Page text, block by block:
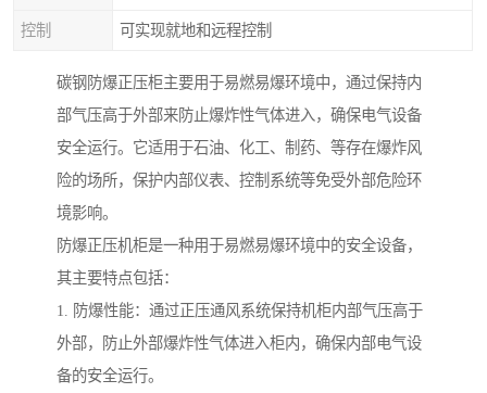
控制 可实现就地和远程控制
碳钢防爆正压柜主要用于易燃易爆环境中，通过保持内
部气压高于外部来防止爆炸性气体进入，确保电气设备
安全运行。它适用于石油、化工、制药、等存在爆炸风
险的场所，保护内部仪表、控制系统等免受外部危险环
境影响。
防爆正压机柜是一种用于易燃易爆环境中的安全设备，
其主要特点包括：
1. 防爆性能：通过正压通风系统保持机柜内部气压高于
外部，防止外部爆炸性气体进入柜内，确保内部电气设
备的安全运行。